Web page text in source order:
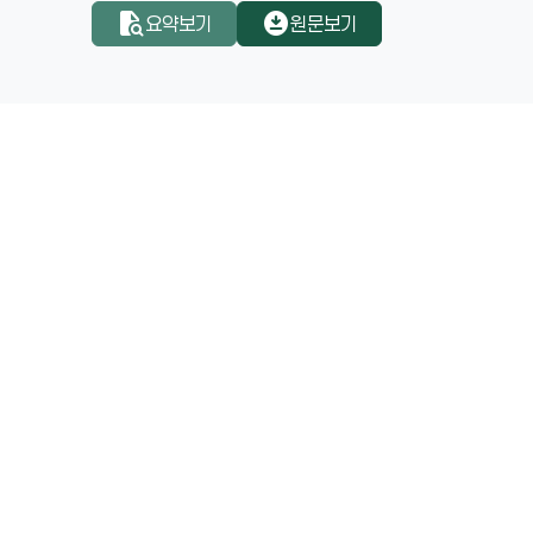
5. 본서의 저술 목적 및 접근법
6. 건설산업 혁신 성공의 린치핀 가설
document_search 요약보기 download_for_offline원문보기